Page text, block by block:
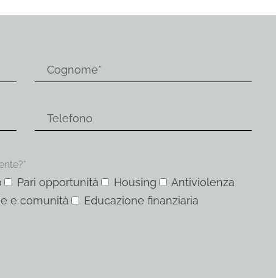
Pari opportunità Housing
Antiviolenza
e comunità
Educazione finanziaria